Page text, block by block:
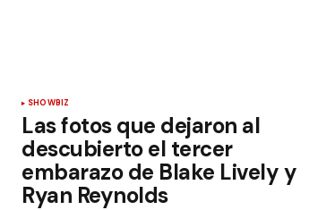
SHOWBIZ
Las fotos que dejaron al
descubierto el tercer
embarazo de Blake Lively y
Ryan Reynolds